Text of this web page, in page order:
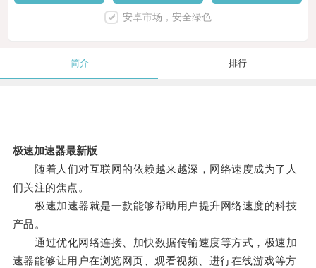
安卓市场，安全绿色
简介 排行
极速加速器最新版
随着人们对互联网的依赖越来越深，网络速度成为了人
们关注的焦点。
极速加速器就是一款能够帮助用户提升网络速度的科技
产品。
通过优化网络连接、加快数据传输速度等方式，极速加
速器能够让用户在浏览网页、观看视频、进行在线游戏等方